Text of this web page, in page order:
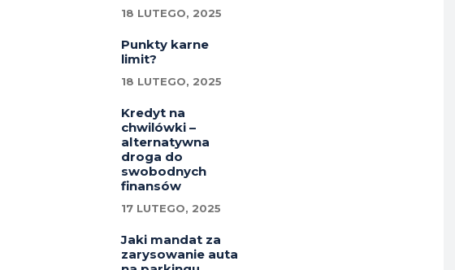
18 LUTEGO, 2025
Punkty karne
limit?
18 LUTEGO, 2025
Kredyt na
chwilówki –
alternatywna
droga do
swobodnych
finansów
17 LUTEGO, 2025
Jaki mandat za
zarysowanie auta